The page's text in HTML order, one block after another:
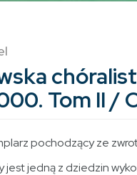
Tom II /
pochodzący ze
jest jedną z dziedzin